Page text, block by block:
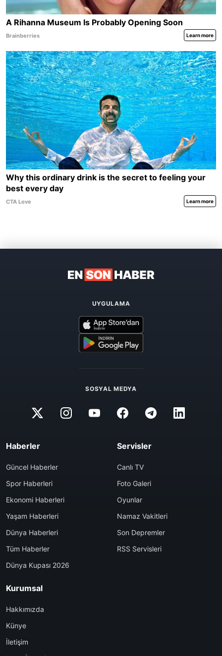
UYGULAMA
SOSYAL MEDYA
Haberler
Güncel Haberler
Spor Haberleri
Ekonomi Haberleri
Yaşam Haberleri
Dünya Haberleri
Tüm Haberler
Dünya Kupası 2026
Servisler
Canlı TV
Foto Galeri
Oyunlar
Namaz Vakitleri
Son Depremler
RSS Servisleri
Kurumsal
Hakkımızda
Künye
İletişim